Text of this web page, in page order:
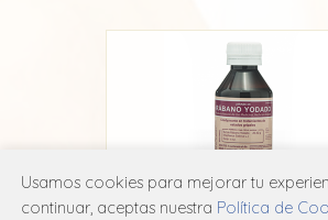
Usamos cookies para mejorar tu
continuar, aceptas nuestra Política de